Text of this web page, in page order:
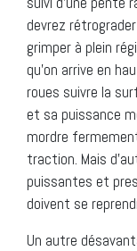
devrez
grimper à plein
qu’on arrive en
roues suivre la
et sa puissance
mordre
traction. Mais
puissantes et
doivent se
Un autre